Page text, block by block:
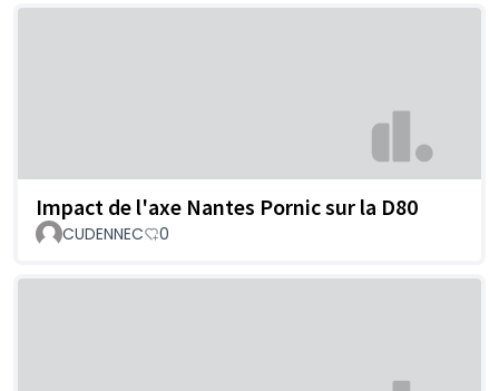
Impact de l'axe Nantes Pornic sur la D80
CUDENNEC 0